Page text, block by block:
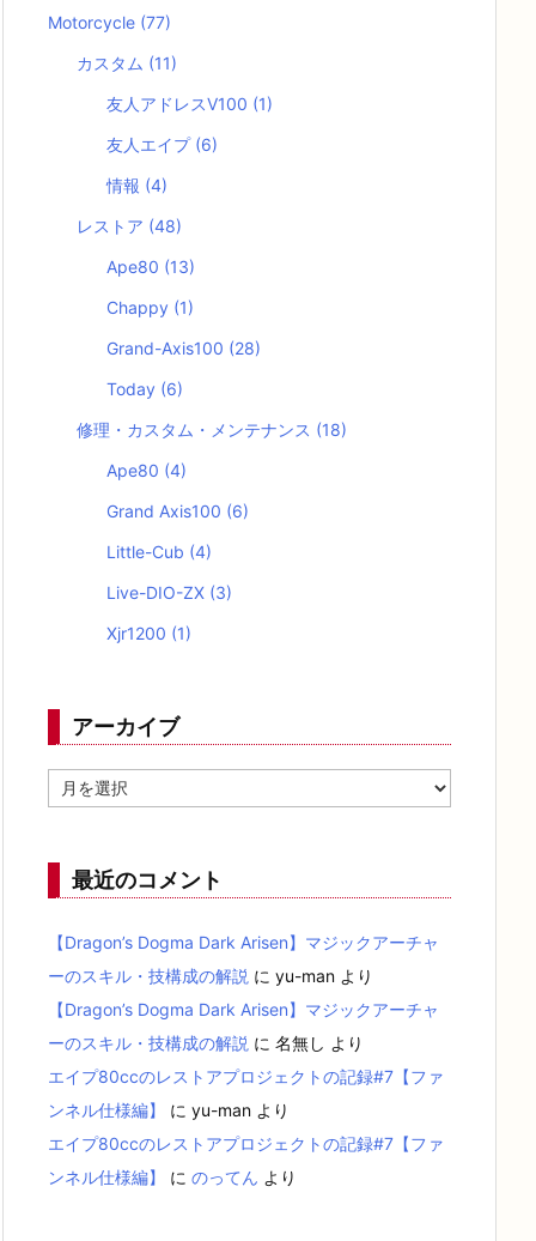
Motorcycle (77)
カスタム (11)
友人アドレスV100 (1)
友人エイプ (6)
情報 (4)
レストア (48)
Ape80 (13)
Chappy (1)
Grand-Axis100 (28)
Today (6)
修理・カスタム・メンテナンス (18)
Ape80 (4)
Grand Axis100 (6)
Little-Cub (4)
Live-DIO-ZX (3)
Xjr1200 (1)
アーカイブ
ー
ブ 最近のコメント
【Dragon’s Dogma Dark Arisen】マジックアーチャ
ーのスキル・技構成の解説 に yu-man より
【Dragon’s Dogma Dark Arisen】マジックアーチャ
ーのスキル・技構成の解説 に 名無し より
エイプ80ccのレストアプロジェクトの記録#7【ファ
ンネル仕様編】
に yu-man より
エイプ80ccのレストアプロジェクトの記録#7【ファ
ンネル仕様編】
に のってん より